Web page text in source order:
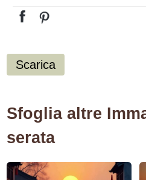
Scarica
Sfoglia altre
serata